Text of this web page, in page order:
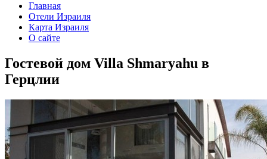
Главная
Отели Израиля
Карта Израиля
О сайте
Гостевой дом Villa Shmaryahu в
Герцлии